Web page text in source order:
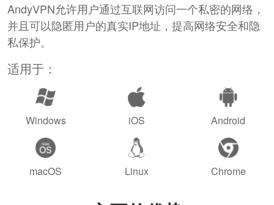
AndyVPN允许用户通过互联网访问一个私密的网络，
并且可以隐匿用户的真实IP地址，提高网络安全和隐
私保护。
适用于：
Windows iOS Android
macOS Linux Chrome